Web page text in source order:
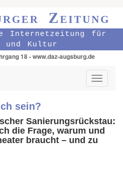
Zeitung
Internetzeitung für
Kultur
18 - www.daz-augsburg.de
Toggle
sein?
Sanierungsrückstau:
die Frage, warum und
braucht – und zu